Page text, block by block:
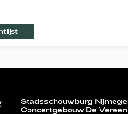
Stadsschouwburg
Concertgebouw De